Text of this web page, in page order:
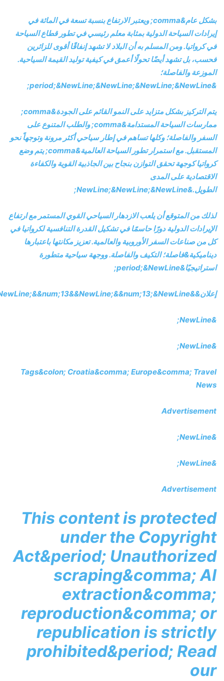
بشكل عام&comma; ويعتبر الارتفاع بنسبة تسعة في المائة في
إيرادات السياحة الدولية بمثابة معلم رئيسي في تطور قطاع السياحة
في كرواتيا. ومن المسلم به أن البلاد لا تشهد إنفاقًا أقوى للزائرين
فحسب، بل تشهد أيضًا تحولًا أعمق في كيفية توليد القيمة السياحية.
الموزعة والفاصلة؛
&period;&NewLine;&NewLine;&NewLine;&NewLine;
يتم التركيز بشكل متزايد على النمو القائم على الجودة&comma;
ممارسات السياحة المستدامة&comma; والطلب المتنوع على
السفر والفاصلة؛ وكلها تساهم في إطار سياحي أكثر مرونة وتوجهاً نحو
المستقبل. مع استمرار تطور السياحة العالمية&comma; يتم وضع
كرواتيا كوجهة تحقق التوازن بنجاح بين الجاذبية القوية والكفاءة
الاقتصادية على المدى
الطويل.&NewLine;&NewLine;&NewLine;
لذلك من المتوقع أن يلعب الازدهار السياحي القوي المستمر مع ارتفاع
الإيرادات الدولية دورًا حاسمًا في تشكيل القدرة التنافسية لكرواتيا في
كل من صناعات السفر الأوروبية والعالمية. تعزيز مكانتها باعتبارها
ديناميكية&فاصلة؛ التكيف والفاصلة. ووجهة سياحية متطورة
استراتيجيًا&period;&NewLine;
إعلان&&num;13&semi;&NewLine;&&num;13&&NewLine;&&num;13;&NewLine;
&NewLine;
&NewLine;
Tags&colon; Croatia&comma; Europe&comma; Travel
News
Advertisement
&NewLine;
&NewLine;
Advertisement
This content is protected
under the Copyright
Act&period; Unauthorized
scraping&comma; AI
extraction&comma;
reproduction&comma; or
republication is strictly
prohibited&period; Read
our